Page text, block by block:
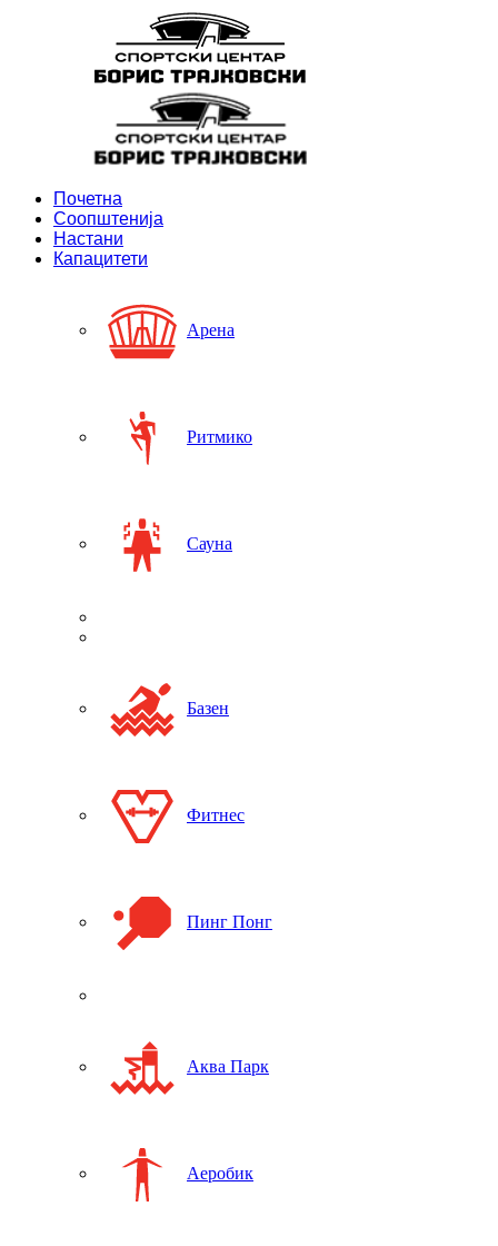
Почетна
Соопштенија
Настани
Капацитети
Арена
Ритмико
Сауна
Базен
Фитнес
Пинг Понг
Аква Парк
Аеробик